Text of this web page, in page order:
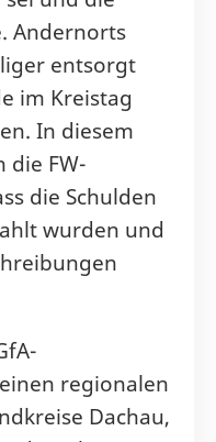
Andernorts
entsorgt
im Kreistag
In diesem
die FW-
die Schulden
wurden und
regionalen
Dachau,